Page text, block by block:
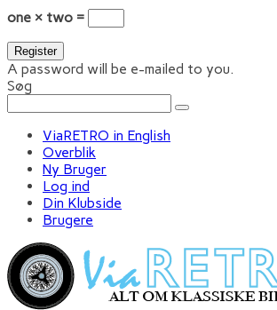
one × two =
A password will be e-mailed to you.
Søg
ViaRETRO in English
Overblik
Ny Bruger
Log ind
Din Klubside
Brugere